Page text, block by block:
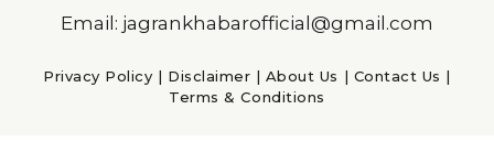
Email: jagrankhabarofficial@gmail.com
Privacy Policy | Disclaimer | About Us | Contact Us |
Terms & Conditions